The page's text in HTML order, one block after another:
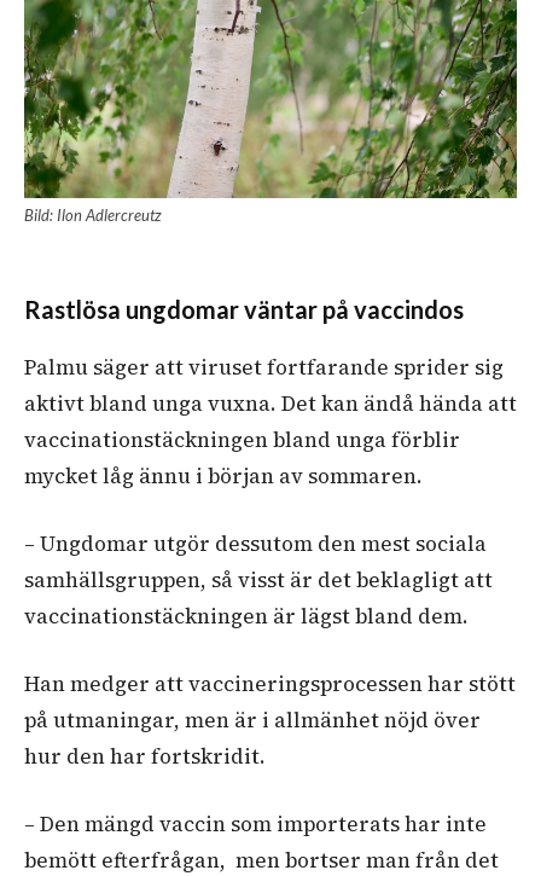
Bild: Ilon Adlercreutz
Rastlösa ungdomar väntar på vaccindos
Palmu säger att viruset fortfarande sprider sig
aktivt bland unga vuxna. Det kan ändå hända att
vaccinationstäckningen bland unga förblir
mycket låg ännu i början av sommaren.
– Ungdomar utgör dessutom den mest sociala
samhällsgruppen, så visst är det beklagligt att
vaccinationstäckningen är lägst bland dem.
Han medger att vaccineringsprocessen har stött
på utmaningar, men är i allmänhet nöjd över
hur den har fortskridit.
– Den mängd vaccin som importerats har inte
bemött efterfrågan, men bortser man från det